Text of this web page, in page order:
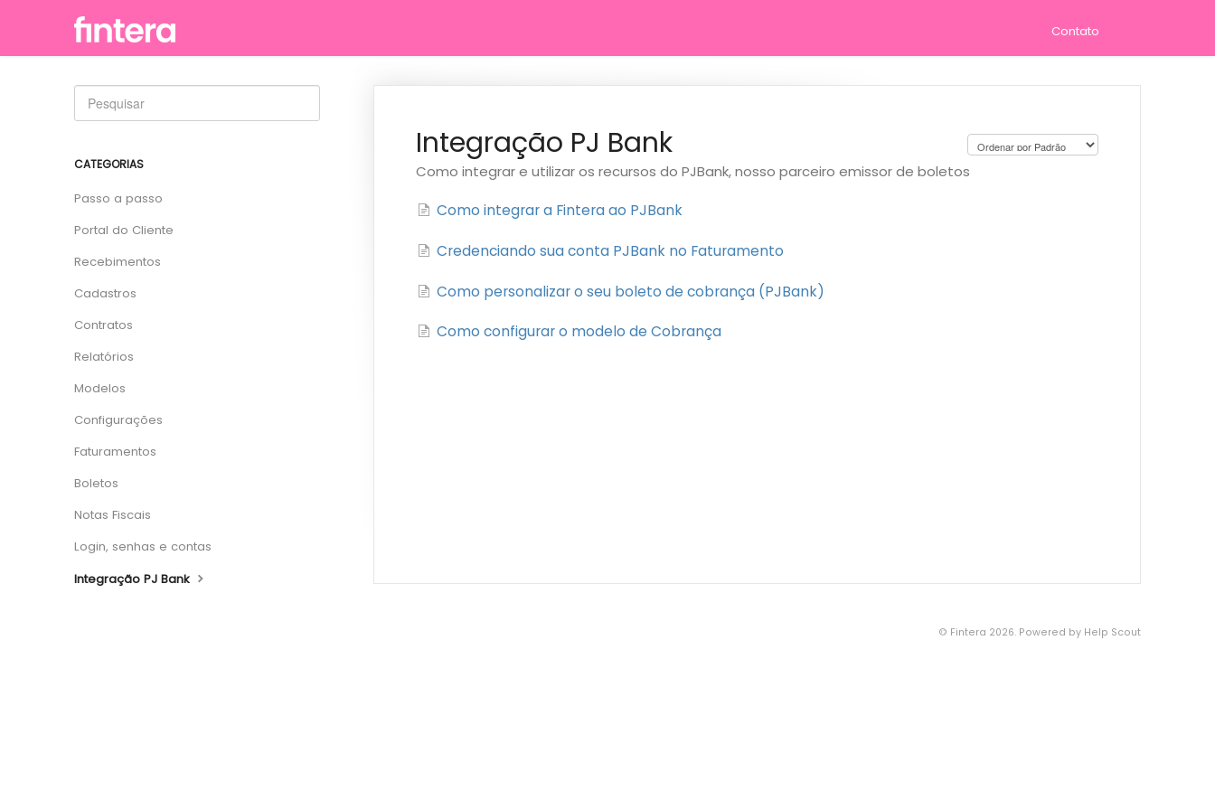
Contato
Integração PJ Bank
Como integrar e utilizar os recursos do PJBank, nosso parceiro emissor de boletos
Como integrar a Fintera ao PJBank
Credenciando sua conta PJBank no Faturamento
Como personalizar o seu boleto de cobrança (PJBank)
Como configurar o modelo de Cobrança
CATEGORIAS
Passo a passo
Portal do Cliente
Recebimentos
Cadastros
Contratos
Relatórios
Modelos
Configurações
Faturamentos
Boletos
Notas Fiscais
Login, senhas e contas
Integração PJ Bank
© Fintera 2026. Powered by Help Scout